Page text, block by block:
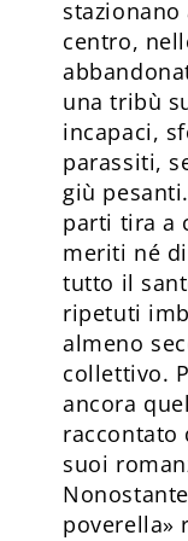
centro,
una tribù
incapaci,
parassiti,
giù
parti tira a
meriti né
tutto il
ripetuti
almeno
collettivo.
ancora
raccontato
suoi
poverella»